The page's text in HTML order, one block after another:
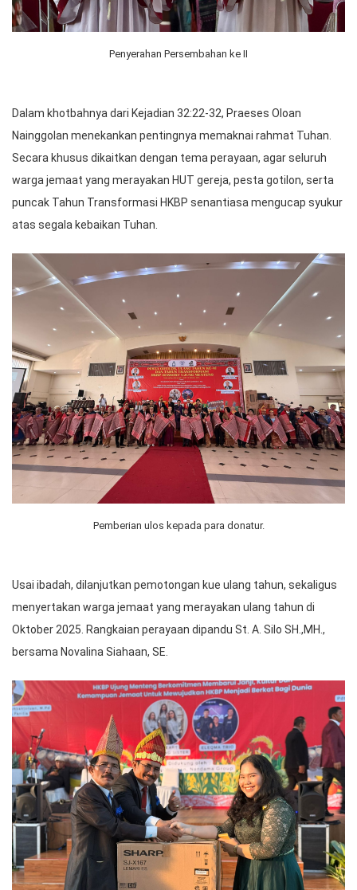
Penyerahan Persembahan ke II
Dalam khotbahnya dari Kejadian 32:22-32, Praeses Oloan
Nainggolan menekankan pentingnya memaknai rahmat Tuhan.
Secara khusus dikaitkan dengan tema perayaan, agar seluruh
warga jemaat yang merayakan HUT gereja, pesta gotilon, serta
puncak Tahun Transformasi HKBP senantiasa mengucap syukur
atas segala kebaikan Tuhan.
Pemberian ulos kepada para donatur.
Usai ibadah, dilanjutkan pemotongan kue ulang tahun, sekaligus
menyertakan warga jemaat yang merayakan ulang tahun di
Oktober 2025. Rangkaian perayaan dipandu St. A. Silo SH.,MH.,
bersama Novalina Siahaan, SE.